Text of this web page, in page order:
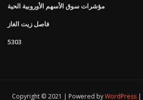
مؤشرات سوق الأسهم الأوروبية الحية
فاصل زيت الغاز
5303
Copyright © 2021 | Powered byWordPress